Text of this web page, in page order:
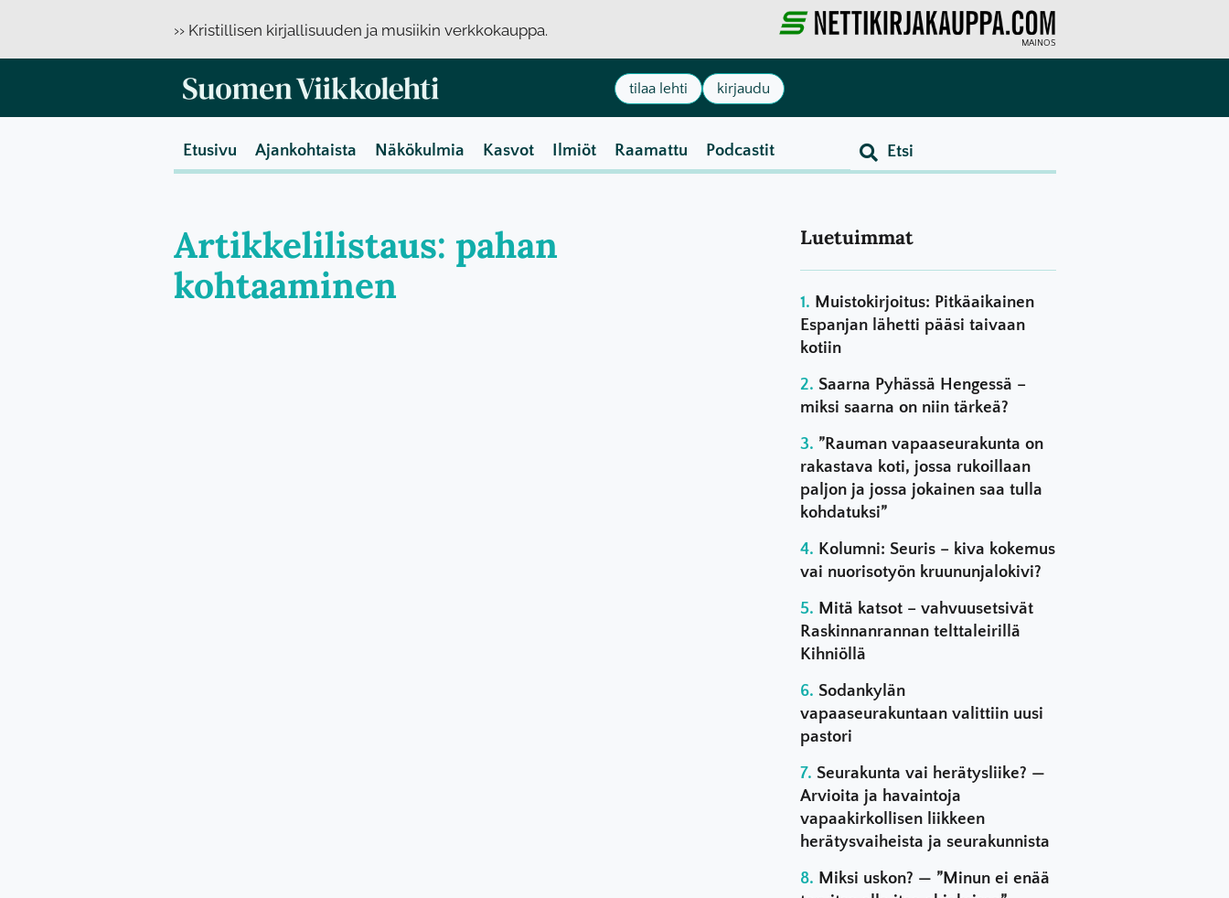
›› Kristillisen kirjallisuuden ja musiikin verkkokauppa.
MAINOS
tilaa lehti kirjaudu
Etusivu Ajankohtaista Näkökulmia Kasvot Ilmiöt Raamattu Podcastit
Artikkelilistaus: pahan
kohtaaminen
Luetuimmat
Muistokirjoitus: Pitkäaikainen
Espanjan lähetti pääsi taivaan
kotiin
Saarna Pyhässä Hengessä –
miksi saarna on niin tärkeä?
”Rauman vapaaseurakunta on
rakastava koti, jossa rukoillaan
paljon ja jossa jokainen saa tulla
kohdatuksi”
Kolumni: Seuris – kiva kokemus
vai nuorisotyön kruununjalokivi?
Mitä katsot – vahvuusetsivät
Raskinnanrannan telttaleirillä
Kihniöllä
Sodankylän
vapaaseurakuntaan valittiin uusi
pastori
Seurakunta vai herätysliike? —
Arvioita ja havaintoja
vapaakirkollisen liikkeen
herätysvaiheista ja seurakunnista
Miksi uskon? — ”Minun ei enää